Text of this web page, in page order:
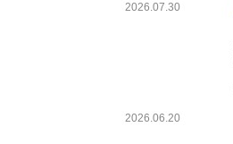
2026.07.30
2026.06.20